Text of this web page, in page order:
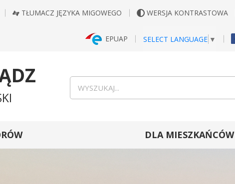
TŁUMACZ JĘZYKA MIGOWEGO WERSJA KONTRASTOWA
EPUAP SELECT LANGUAGE ▼
DLA MIESZKAŃCÓW